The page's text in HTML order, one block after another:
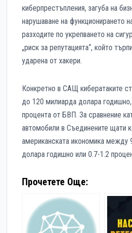
киберпрестъпления, загуба на
нарушаване на функционирането
разходите по укрепването на
„риск за репутацията“, който
ударена от хакери.
Конкретно в САЩ кибератаките
до 120 милиарда долара
процента от БВП. За сравнение
автомобили в Съединените щати
американската икономика между
долара годишно или 0.7-1.2
Прочетете Още: